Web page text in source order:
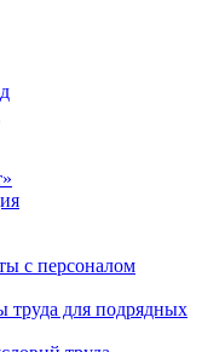
с персоналом
для подрядных